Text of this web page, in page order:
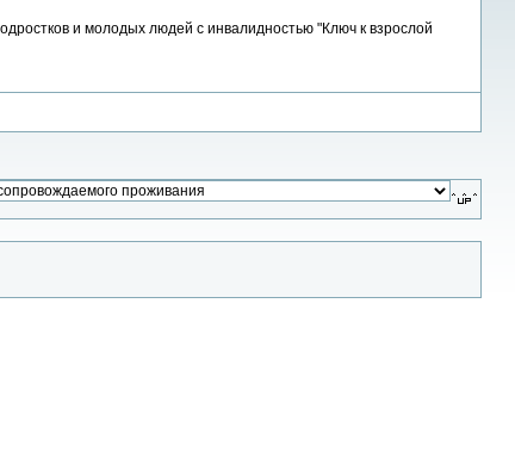
и молодых людей с инвалидностью "Ключ к взрослой